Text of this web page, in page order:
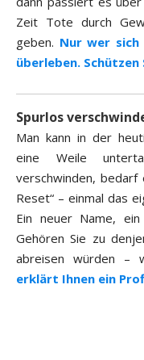
Zeit Tote durch
geben. Nur wer
überleben. Schützen
Spurlos
Man kann in der
eine Weile
verschwinden,
Reset“ – einmal das
Ein neuer Name,
Gehören Sie zu
abreisen würden –
erklärt Ihnen ein